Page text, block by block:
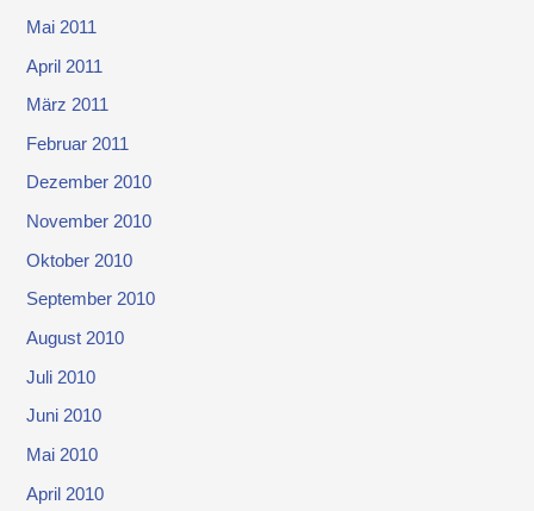
Mai 2011
April 2011
März 2011
Februar 2011
Dezember 2010
November 2010
Oktober 2010
September 2010
August 2010
Juli 2010
Juni 2010
Mai 2010
April 2010